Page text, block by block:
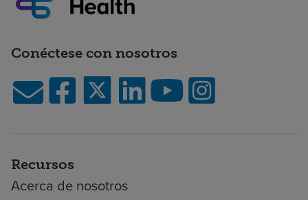
Conéctese con nosotros
Recursos
Acerca de nosotros